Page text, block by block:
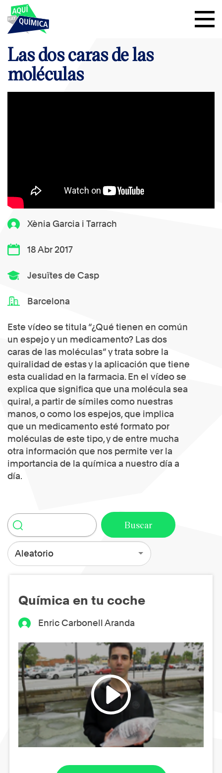
Xènia Garcia i Tarrach
18 Abr 2017
Jesuïtes de Casp
Barcelona
Este vídeo se titula “¿Qué tienen en común
un espejo y un medicamento? Las dos
caras de las moléculas” y trata sobre la
quiralidad de estas y la aplicación que tiene
esta cualidad en la farmacia. En el vídeo se
explica que significa que una molécula sea
quiral, a partir de símiles como nuestras
manos, o como los espejos, que implica
que un medicamento esté formato por
moléculas de este tipo, y de entre mucha
otra información que nos permite ver la
importancia de la química a nuestro día a
día.
Las dos caras de las
moléculas
Aleatorio
Química en tu coche
Enric Carbonell Aranda